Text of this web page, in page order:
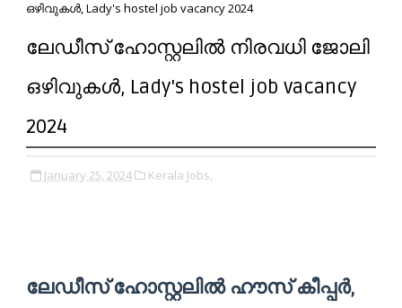
ഒഴിവുകൾ, Lady's hostel job vacancy 2024
ലേഡീസ് ഹോസ്റ്റലിൽ നിരവധി ജോലി
ഒഴിവുകൾ, Lady's hostel job vacancy
2024
January 25, 2024 Kerala Jobs,
ലേഡീസ് ഹോസ്റ്റലിൽ ഹൗസ് കീപ്പർ,